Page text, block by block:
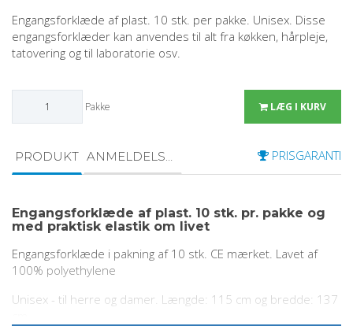
Engangsforklæde af plast. 10 stk. per pakke. Unisex. Disse
engangsforklæder kan anvendes til alt fra køkken, hårpleje,
tatovering og til laboratorie osv.
Pakke LÆG I KURV
PRISGARANTI
PRODUKT ANMELDELSER
Engangsforklæde af plast. 10 stk. pr. pakke og
med praktisk elastik om livet
Engangsforklæde i pakning af 10 stk. CE mærket. Lavet af
100% polyethylene
Unisex - til herre og damer. Længde: 115 cm og bredde: 137